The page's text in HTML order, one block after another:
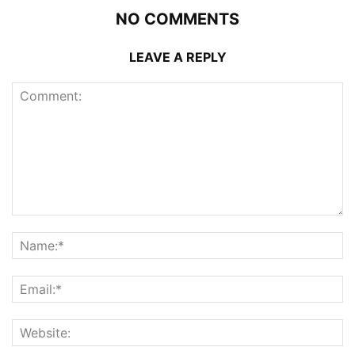
NO COMMENTS
LEAVE A REPLY